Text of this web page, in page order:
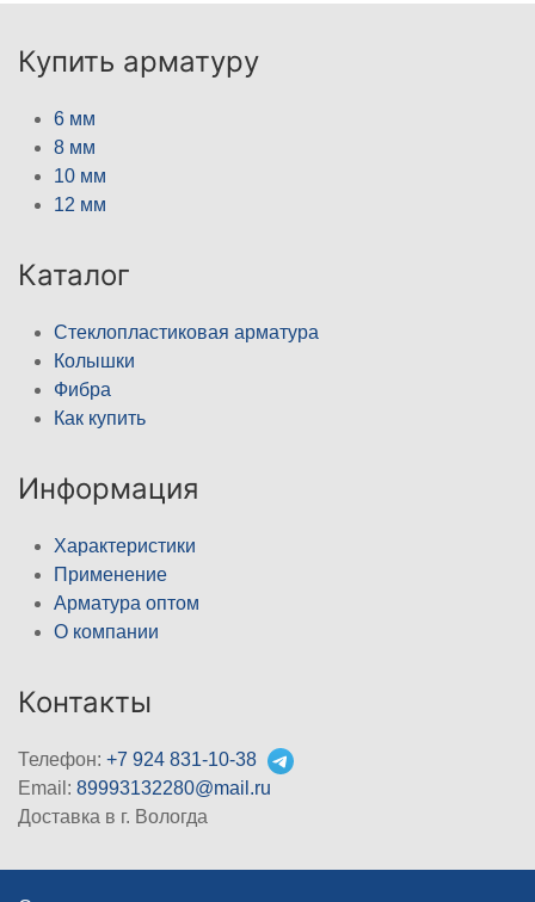
Купить арматуру
6 мм
8 мм
10 мм
12 мм
Каталог
Стеклопластиковая арматура
Колышки
Фибра
Как купить
Информация
Характеристики
Применение
Арматура оптом
О компании
Контакты
Телефон: +7 924 831-10-38
Email: 89993132280@mail.ru
Доставка в г. Вологда